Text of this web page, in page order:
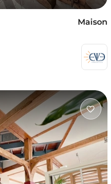
Maison